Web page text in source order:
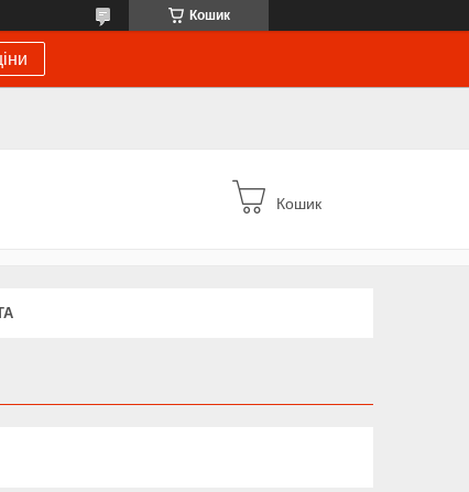
Кошик
Кошик